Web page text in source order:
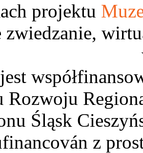
projektu
Rozwoju
Śląsk
z